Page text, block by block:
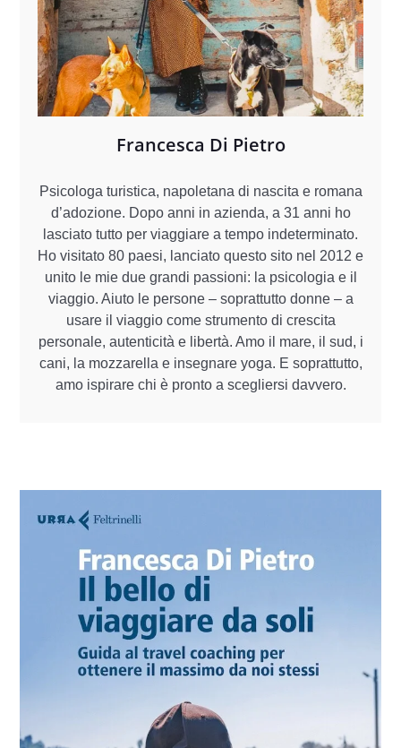
Francesca Di Pietro
Psicologa turistica, napoletana di nascita e romana
d’adozione. Dopo anni in azienda, a 31 anni ho
lasciato tutto per viaggiare a tempo indeterminato.
Ho visitato 80 paesi, lanciato questo sito nel 2012 e
unito le mie due grandi passioni: la psicologia e il
viaggio. Aiuto le persone – soprattutto donne – a
usare il viaggio come strumento di crescita
personale, autenticità e libertà. Amo il mare, il sud, i
cani, la mozzarella e insegnare yoga. E soprattutto,
amo ispirare chi è pronto a scegliersi davvero.